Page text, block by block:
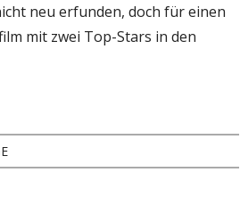
neu erfunden, doch für einen
mit zwei Top-Stars in den